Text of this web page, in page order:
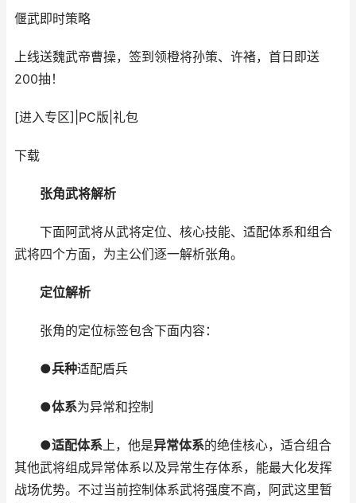
偃武即时策略
上线送魏武帝曹操，签到领橙将孙策、许褚，首日即送
200抽！
[进入专区] PC版 礼包
下载
张角武将解析
下面阿武将从武将定位、核心技能、适配体系和组合
武将四个方面，为主公们逐一解析张角。
定位解析
张角的定位标签包含下面内容：
●兵种适配盾兵
●体系为异常和控制
●适配体系上，他是异常体系的绝佳核心，适合组合
其他武将组成异常体系以及异常生存体系，能最大化发挥
战场优势。不过当前控制体系武将强度不高，阿武这里暂